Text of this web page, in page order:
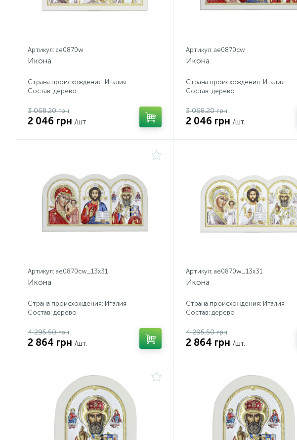
Артикул: ae0870w
Икона
Страна происхождения: Италия
Состав: дерево
3 068.20 грн
2 046 грн /шт.
Артикул: ae0870cw
Икона
Страна происхождения: Италия
Состав: дерево
3 068.20 грн
2 046 грн /шт.
Артикул: ae0870cw_13х31
Икона
Страна происхождения: Италия
Состав: дерево
4 295.50 грн
2 864 грн /шт.
Артикул: ae0870w_13х31
Икона
Страна происхождения: Италия
Состав: дерево
4 295.50 грн
2 864 грн /шт.